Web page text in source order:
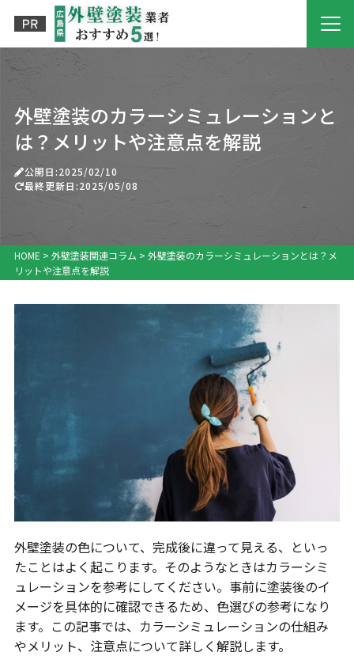
外壁塗装のカラーシミュレーションと
は？メリットや注意点を解説
公開日:2025/02/10
最終更新日:2025/05/08
HOME > 外壁塗装関連コラム > 外壁塗装のカラーシミュレーションとは？メ
リットや注意点を解説
外壁塗装の色について、完成後に違って見える、といっ
たことはよく起こります。そのようなときはカラーシミ
ュレーションを参考にしてください。事前に塗装後のイ
メージを具体的に確認できるため、色選びの参考になり
ます。この記事では、カラーシミュレーションの仕組み
やメリット、注意点について詳しく解説します。